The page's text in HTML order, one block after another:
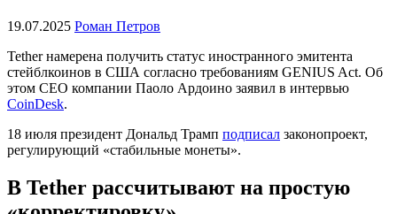
19.07.2025 Роман Петров
Tether намерена получить статус иностранного эмитента
стейблкоинов в США согласно требованиям GENIUS Act. Об
этом CEO компании Паоло Ардоино заявил в интервью
CoinDesk.
18 июля президент Дональд Трамп подписал законопроект,
регулирующий «стабильные монеты».
В Tether рассчитывают на простую